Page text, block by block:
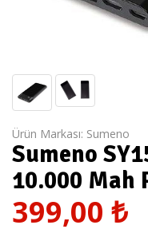
Ürün Markası: Sumeno
Sumeno
10.000 Mah
399,00 ₺